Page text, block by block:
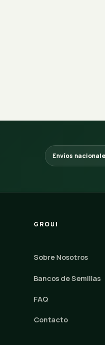
Envíos
GROUI
Sobre Nosotros
Bancos de Semillas
FAQ
Contacto